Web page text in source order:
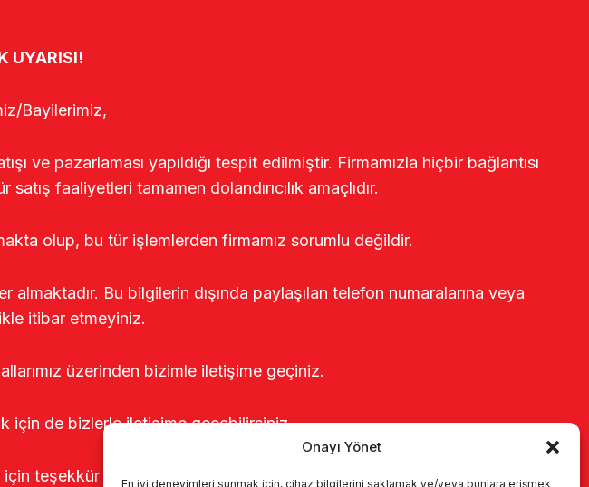
Onayı Yönet
En iyi deneyimleri sunmak için, cihaz bilgilerini saklamak ve/veya bunlara erişmek
UYARISI!
Bayilerimiz,
ve pazarlaması yapıldığı tespit edilmiştir. Firmamızla hiçbir bağlantısı
faaliyetleri tamamen dolandırıcılık amaçlıdır.
olup, bu tür işlemlerden firmamız sorumlu değildir.
Bu bilgilerin dışında paylaşılan telefon numaralarına veya
itibar etmeyiniz.
üzerinden bizimle iletişime geçiniz.
için de bizlerle iletişime geçebilirsiniz.
için teşekkür ederiz.